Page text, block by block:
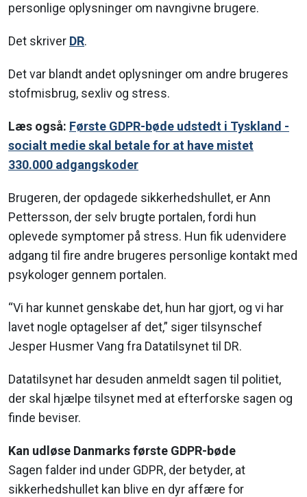
personlige oplysninger om navngivne brugere.
Det skriver DR.
Det var blandt andet oplysninger om andre brugeres
stofmisbrug, sexliv og stress.
Læs også: Første GDPR-bøde udstedt i Tyskland -
socialt medie skal betale for at have mistet
330.000 adgangskoder
Brugeren, der opdagede sikkerhedshullet, er Ann
Pettersson, der selv brugte portalen, fordi hun
oplevede symptomer på stress. Hun fik udenvidere
adgang til fire andre brugeres personlige kontakt med
psykologer gennem portalen.
“Vi har kunnet genskabe det, hun har gjort, og vi har
lavet nogle optagelser af det,” siger tilsynschef
Jesper Husmer Vang fra Datatilsynet til DR.
Datatilsynet har desuden anmeldt sagen til politiet,
der skal hjælpe tilsynet med at efterforske sagen og
finde beviser.
Kan udløse Danmarks første GDPR-bøde
Sagen falder ind under GDPR, der betyder, at
sikkerhedshullet kan blive en dyr affære for